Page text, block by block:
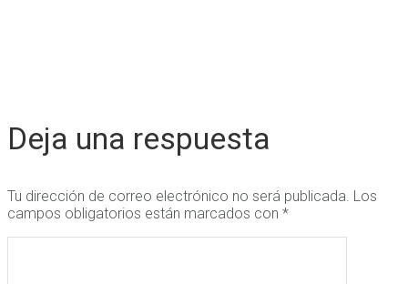
Deja una respuesta
Tu dirección de correo electrónico no será publicada. Los
campos obligatorios están marcados con *